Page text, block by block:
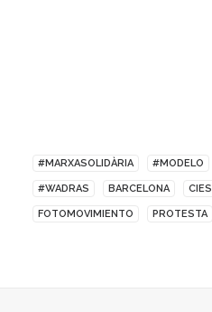
#MARXASOLIDÀRIA #MODELO
#WADRAS BARCELONA CIES
FOTOMOVIMIENTO PROTESTA